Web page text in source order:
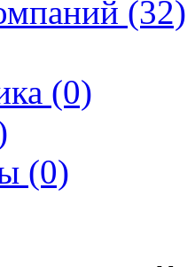
(32)
(0)
(0)